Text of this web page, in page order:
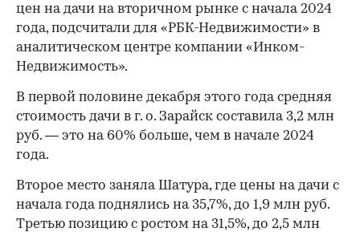
цен на дачи на вторичном рынке с начала 2024
года, подсчитали для «РБК-Недвижимости» в
аналитическом центре компании «Инком-
Недвижимость».
В первой половине декабря этого года средняя
стоимость дачи в г. о. Зарайск составила 3,2 млн
руб. — это на 60% больше, чем в начале 2024
года.
Второе место заняла Шатура, где цены на дачи с
начала года поднялись на 35,7%, до 1,9 млн руб.
Третью позицию с ростом на 31,5%, до 2,5 млн